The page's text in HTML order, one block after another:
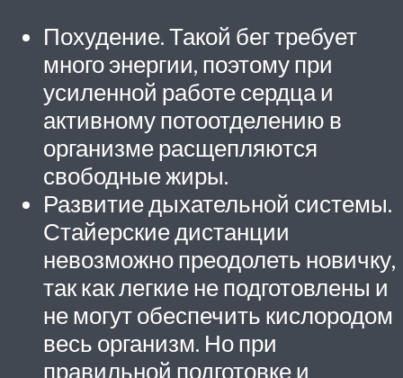
Похудение. Такой бег требует
много энергии, поэтому при
усиленной работе сердца и
активному потоотделению в
организме расщепляются
свободные жиры.
Развитие дыхательной системы.
Стайерские дистанции
невозможно преодолеть новичку,
так как легкие не подготовлены и
не могут обеспечить кислородом
весь организм. Но при
правильной подготовке и